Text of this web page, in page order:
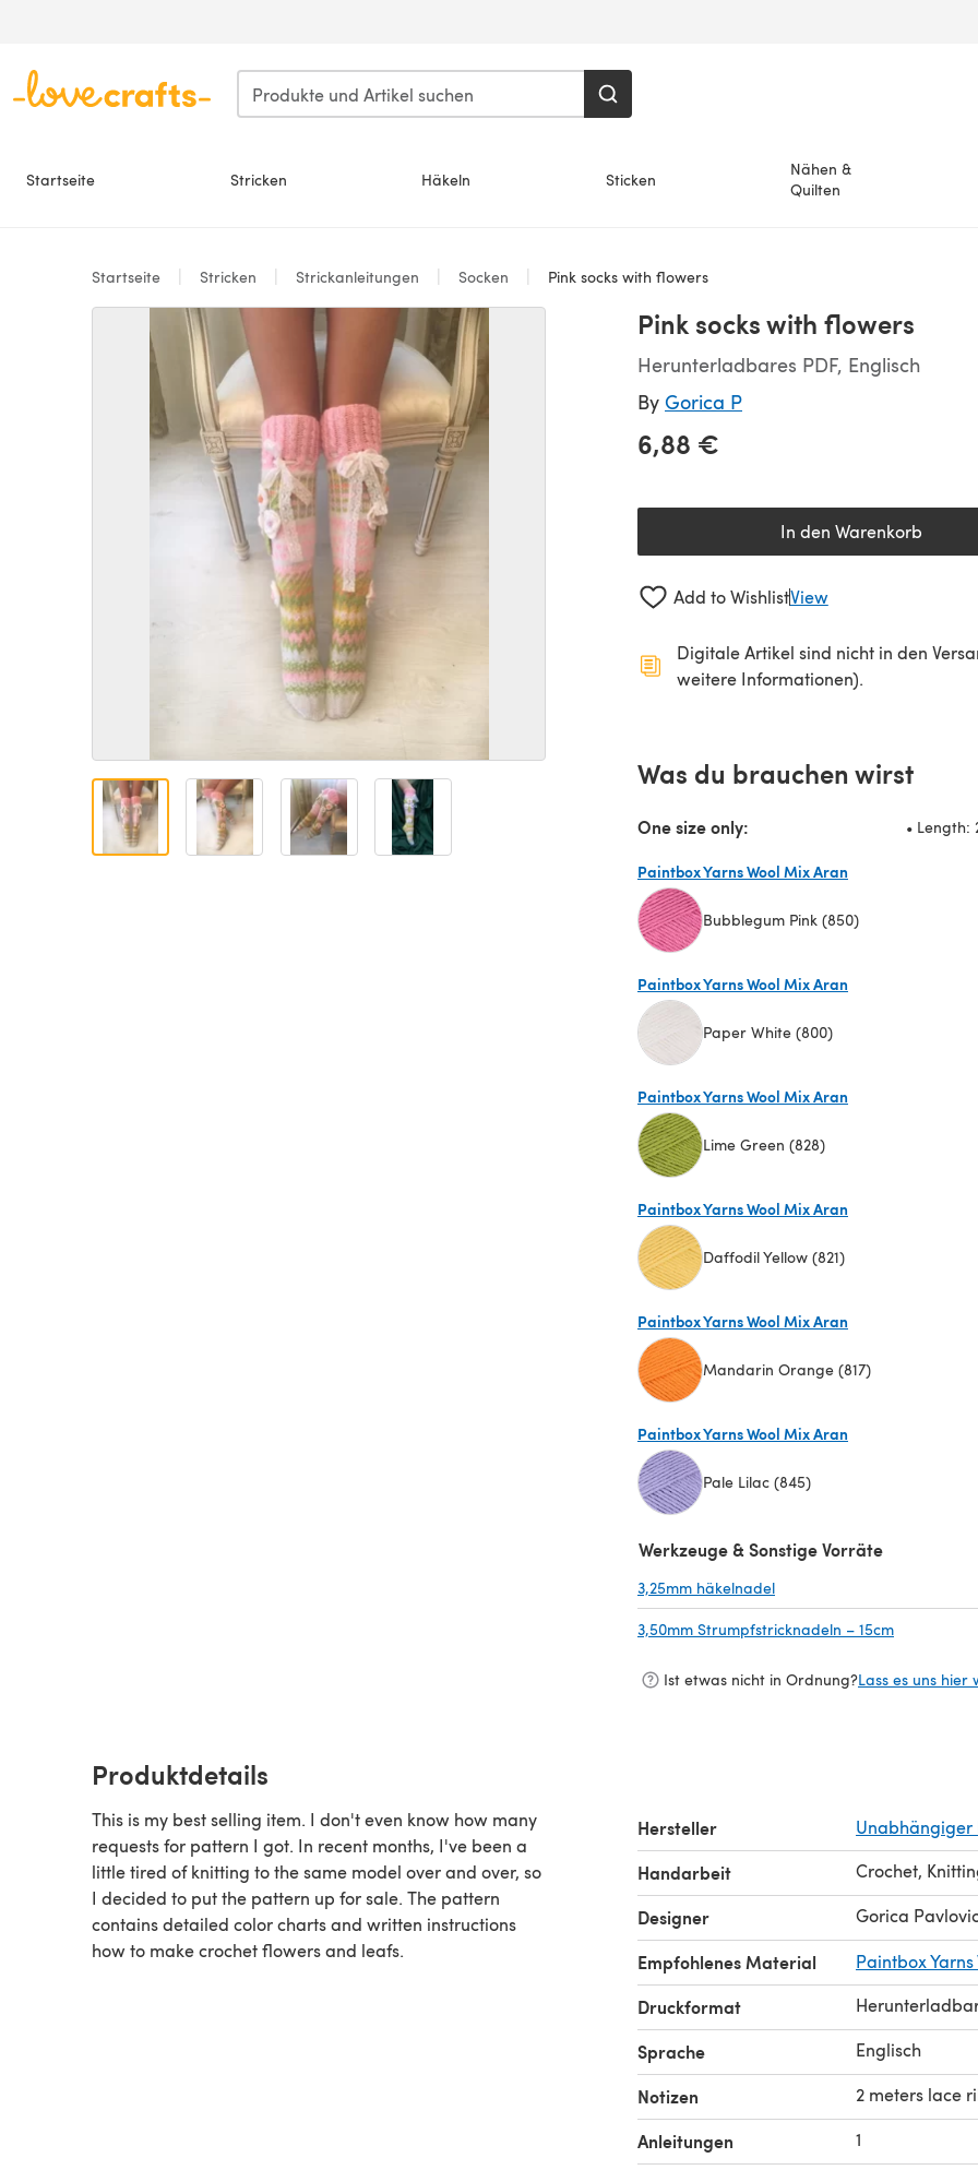
Startseite Stricken Häkeln Sticken
Nähen &
Quilten
Startseite Stricken Strickanleitungen Socken Pink socks with flowers
Pink socks with flowers
Herunterladbares PDF, Englisch
By Gorica P
6,88 €
In den Warenkorb
Add to WishlistView
Digitale Artikel sind nicht in den
weitere Informationen).
Was du brauchen wirst
One size only: • Length:
Paintbox Yarns Wool Mix Aran
Bubblegum Pink (850)
Paintbox Yarns Wool Mix Aran
Paper White (800)
Paintbox Yarns Wool Mix Aran
Lime Green (828)
Paintbox Yarns Wool Mix Aran
Daffodil Yellow (821)
Paintbox Yarns Wool Mix Aran
Mandarin Orange (817)
Paintbox Yarns Wool Mix Aran
Pale Lilac (845)
Werkzeuge & Sonstige Vorräte
3,25mm häkelnadel
3,50mm Strumpfstricknadeln – 15cm
Ist etwas nicht in Ordnung?Lass es uns hier
Produktdetails
This is my best selling item. I don't even know how many
requests for pattern I got. In recent months, I've been a
little tired of knitting to the same model over and over, so
I decided to put the pattern up for sale. The pattern
contains detailed color charts and written instructions
how to make crochet flowers and leafs.
Hersteller Unabhängiger
Handarbeit Crochet,
Designer Gorica
Empfohlenes Material Paintbox
Druckformat
Sprache Englisch
Notizen 2 meters lace
Anleitungen 1